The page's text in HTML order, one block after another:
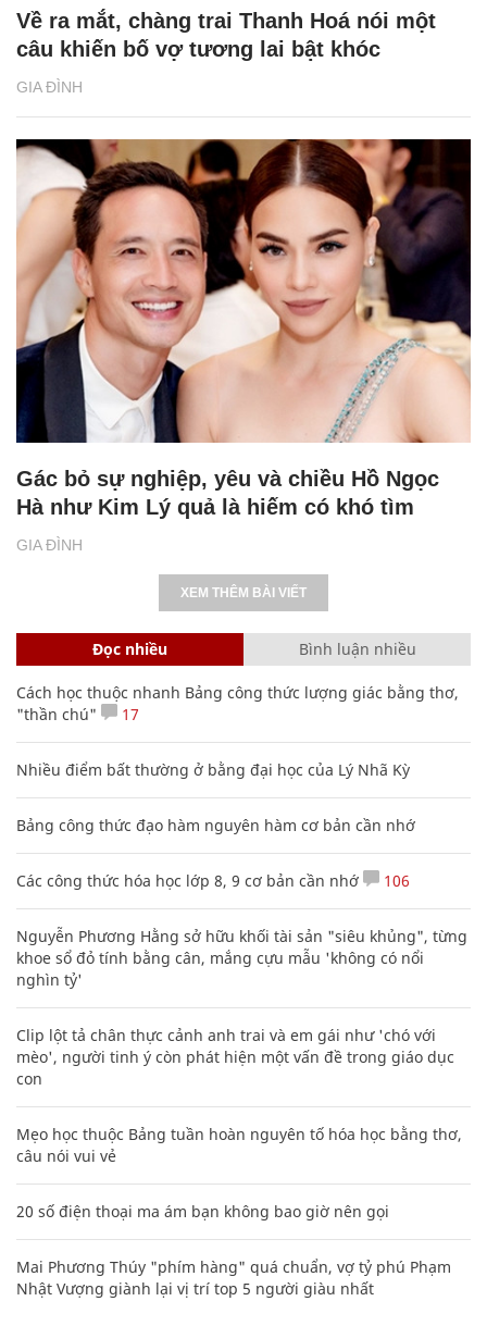
GIA ĐÌNH
Về ra mắt, chàng trai Thanh Hoá nói một
câu khiến bố vợ tương lai bật khóc
GIA ĐÌNH
Gác bỏ sự nghiệp, yêu và chiều Hồ Ngọc
Hà như Kim Lý quả là hiếm có khó tìm
XEM THÊM BÀI VIẾT
Đọc nhiều Bình luận nhiều
Cách học thuộc nhanh Bảng công thức lượng giác bằng thơ,
"thần chú"
17
Nhiều điểm bất thường ở bằng đại học của Lý Nhã Kỳ
Bảng công thức đạo hàm nguyên hàm cơ bản cần nhớ
Các công thức hóa học lớp 8, 9 cơ bản cần nhớ 106
Nguyễn Phương Hằng sở hữu khối tài sản "siêu khủng", từng
khoe sổ đỏ tính bằng cân, mắng cựu mẫu 'không có nổi
nghìn tỷ'
Clip lột tả chân thực cảnh anh trai và em gái như 'chó với
mèo', người tinh ý còn phát hiện một vấn đề trong giáo dục
con
Mẹo học thuộc Bảng tuần hoàn nguyên tố hóa học bằng thơ,
câu nói vui vẻ
20 số điện thoại ma ám bạn không bao giờ nên gọi
Mai Phương Thúy "phím hàng" quá chuẩn, vợ tỷ phú Phạm
Nhật Vượng giành lại vị trí top 5 người giàu nhất